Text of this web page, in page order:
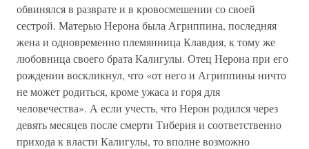
обвинялся в разврате и в кровосмешении со своей
сестрой. Матерью Нерона была Агриппина, последняя
жена и одновременно племянница Клавдия, к тому же
любовница своего брата Калигулы. Отец Нерона при его
рождении воскликнул, что «от него и Агриппины ничто
не может родиться, кроме ужаса и горя для
человечества». А если учесть, что Нерон родился через
девять месяцев после смерти Тиберия и соответственно
прихода к власти Калигулы, то вполне возможно